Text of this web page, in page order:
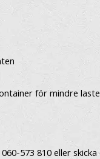
för mindre
573 810 eller